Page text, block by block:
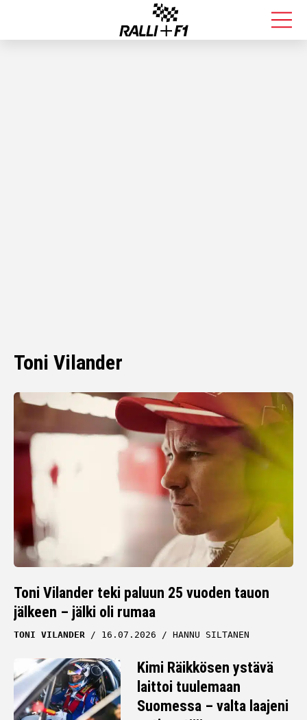
Toni Vilander
Toni Vilander teki paluun 25 vuoden tauon
jälkeen – jälki oli rumaa
TONI VILANDER 16.07.2026 HANNU SILTANEN
Kimi Räikkösen ystävä
laittoi tuulemaan
Suomessa – valta laajeni